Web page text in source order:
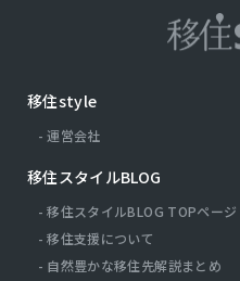
番号，メールアドレス，銀行口
免許証番号などの個人情報をお尋
ザーと提携先などとの間でなさ
配信先などを含みます。以下，｢
することがあります。 当社は，
やソフトウエア，購入した商品，
じてご利用の場合の当該端末の通
報なども含みます），IPアドレス
個体識別情報などの履歴情報およ
携先のサービスを利用しまたはペ
第３条（個人情報を収集・利
移住style
運営会社
移住スタイルBLOG
移住スタイルBLOG TOPページ
移住支援について
自然豊かな移住先解説まとめ